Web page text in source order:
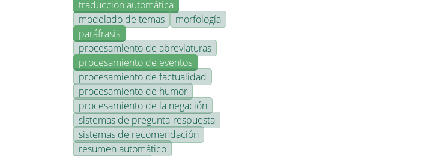
traducción automática
modelado de temas
morfología
paráfrasis
procesamiento de abreviaturas
procesamiento de eventos
procesamiento de factualidad
procesamiento de humor
procesamiento de la negación
sistemas de pregunta-respuesta
sistemas de recomendación
resumen automático